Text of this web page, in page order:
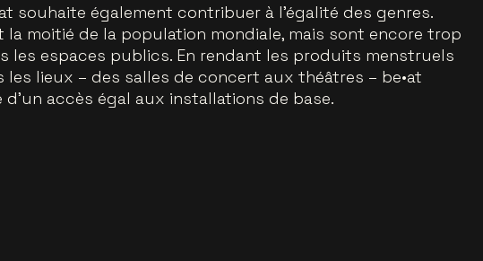
souhaite également contribuer à l’égalité des genres.
la moitié de la population mondiale, mais sont encore trop
les espaces publics. En rendant les produits menstruels
lieux – des salles de concert aux théâtres – be•at
accès égal aux installations de base.